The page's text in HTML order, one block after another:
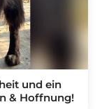
und ein
& Hoffnung!